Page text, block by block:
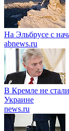
На Эльбрусе с
abnews.ru
В Кремле не
Украине
news.ru